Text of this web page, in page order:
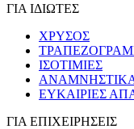
ΓΙΑ ΙΔΙΩΤΕΣ
ΧΡΥΣΟΣ
ΙΣΟΤΙΜΙΕΣ
ΕΥΚΑΙΡΙΕΣ
ΓΙΑ ΕΠΙΧΕΙΡΗΣΕΙΣ